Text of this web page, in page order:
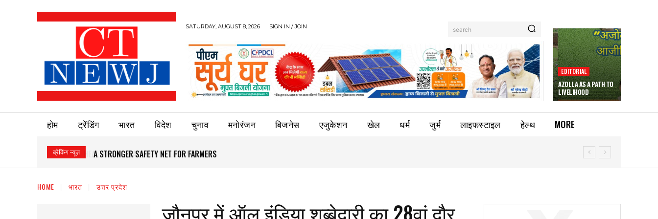
SATURDAY, AUGUST 8, 2026 SIGN IN / JOIN search
EDITORIAL
AZOLLA AS A PATH TO
LIVELIHOOD
होम ट्रेंडिंग भारत विदेश चुनाव मनोरंजन बिजनेस एजुकेशन खेल धर्म जुर्म लाइफस्टाइल हेल्थ MORE
ब्रेकिंग न्यूज़ A STRONGER SAFETY NET FOR FARMERS
HOME भारत उत्तर प्रदेश
जौनपुर में ऑल इंडिया शब्बेदारी का 28वां दौर